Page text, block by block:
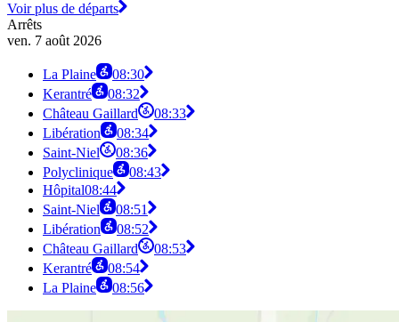
Voir plus de départs
Arrêts
ven. 7 août 2026
La Plaine
08:30
Kerantré
08:32
Château Gaillard
08:33
Libération
08:34
Saint-Niel
08:36
Polyclinique
08:43
Hôpital08:44
Saint-Niel
08:51
Libération
08:52
Château Gaillard
08:53
Kerantré
08:54
La Plaine
08:56